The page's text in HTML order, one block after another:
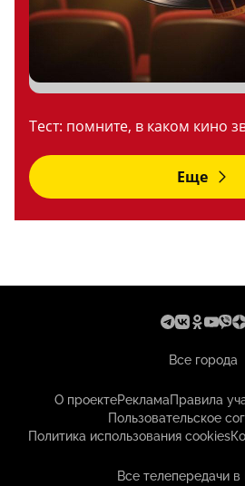
Тест: помните, в каком кино
Еще
Все города
О проектеРекламаПравила
Пользовательское
Политика использования cookies
Все телепередачи